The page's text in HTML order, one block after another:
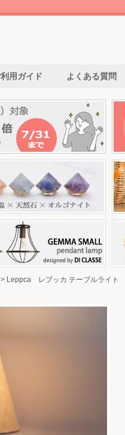
用ガイド よくある質問
Leppca レプッカ テーブルライト